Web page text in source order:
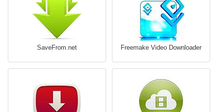
SaveFrom.net Freemake Video Downloader